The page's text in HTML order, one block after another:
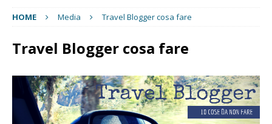
HOME Media Travel Blogger cosa fare
Travel Blogger cosa fare